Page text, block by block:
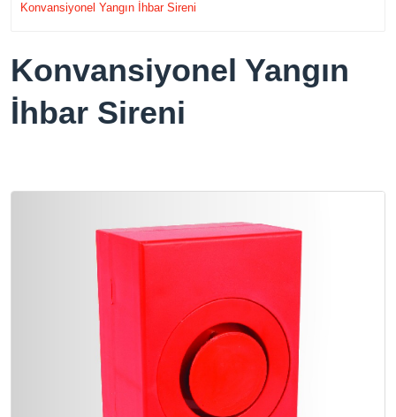
Konvansiyonel Yangın İhbar Sireni
Konvansiyonel Yangın
İhbar Sireni